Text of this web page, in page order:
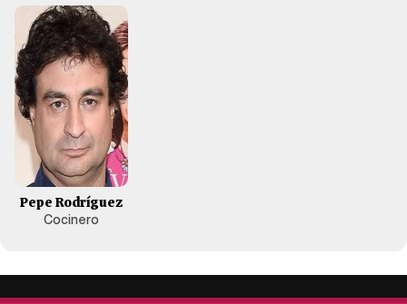
Pepe Rodríguez
Cocinero